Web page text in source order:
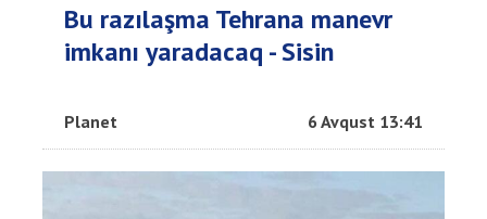
Bu razılaşma Tehrana manevr
imkanı yaradacaq - Sisin
Planet 6 Avqust 13:41